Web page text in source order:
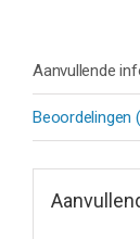
Aanvullende
Beoordelingen